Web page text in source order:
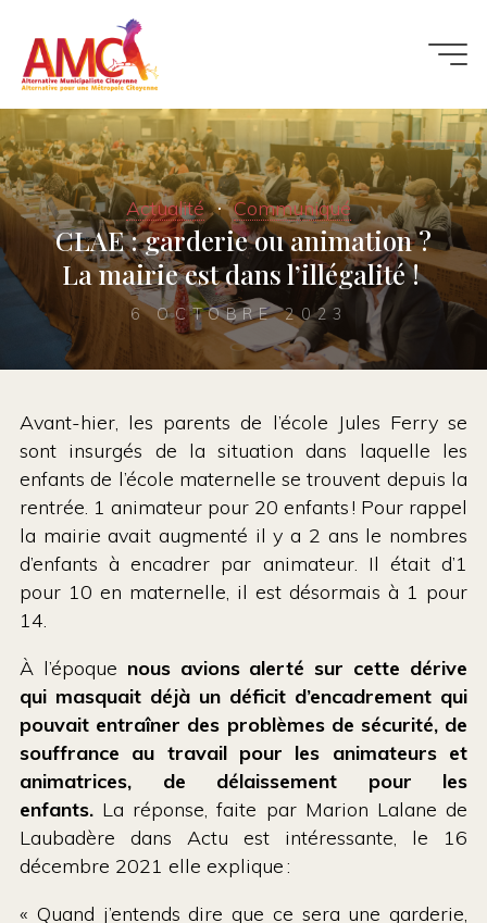
contenu
Actualité Communiqué
CLAE : garderie ou animation ?
La mairie est dans l’illégalité !
6 OCTOBRE 2023
Avant-hier, les parents de l’école Jules Ferry se
sont insurgés de la situation dans laquelle les
enfants de l’école maternelle se trouvent depuis la
rentrée. 1 animateur pour 20 enfants ! Pour rappel
la mairie avait augmenté il y a 2 ans le nombres
d’enfants à encadrer par animateur. Il était d’1
pour 10 en maternelle, il est désormais à 1 pour
14.
À l’époque nous avions alerté sur cette dérive
qui masquait déjà un déficit d’encadrement qui
pouvait entraîner des problèmes de sécurité, de
souffrance au travail pour les animateurs et
animatrices, de délaissement pour les
enfants. La réponse, faite par Marion Lalane de
Laubadère dans Actu est intéressante, le 16
décembre 2021 elle explique :
« Quand j’entends dire que ce sera une garderie,